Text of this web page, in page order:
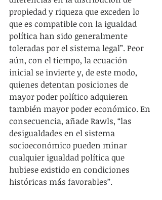
propiedad y riqueza que exceden lo
que es compatible con la igualdad
política han sido generalmente
toleradas por el sistema legal”. Peor
aún, con el tiempo, la ecuación
inicial se invierte y, de este modo,
quienes detentan posiciones de
mayor poder político adquieren
también mayor poder económico. En
consecuencia, añade Rawls, “las
desigualdades en el sistema
socioeconómico pueden minar
cualquier igualdad política que
hubiese existido en condiciones
históricas más favorables”.